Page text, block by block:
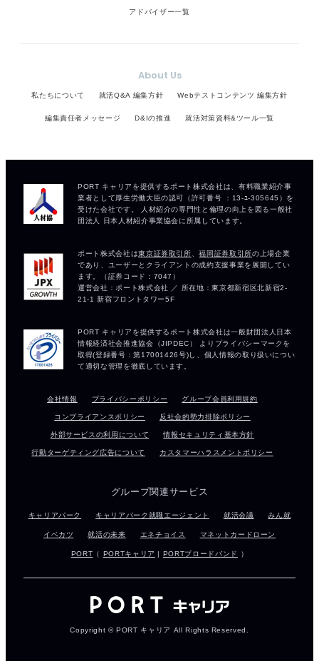
アドバイザー一覧
About Us
私たちについて 就活Q&A 編集方針 Webテストコンテンツ 編集方針
編集責任者メッセージ D&Iの推進 就活対策資料&ツール一覧
会社情報 プライバシーポリシー グループ会員利用規約
コンプライアンスポリシー 反社会的勢力排除ポリシー
外部サービスの利用について 情報セキュリティ基本方針
行動ターゲティング広告について カスタマーハラスメントポリシー